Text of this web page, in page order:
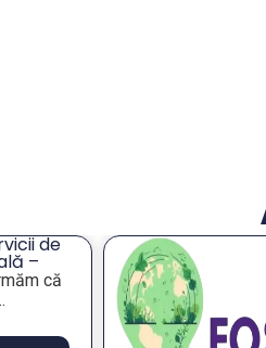
de
–
că